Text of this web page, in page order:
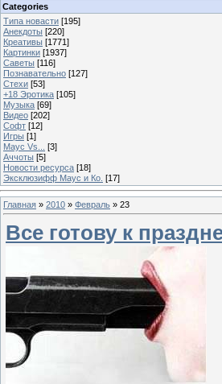
Categories
Типа новасти [195]
Анекдоты [220]
Креативы [1771]
Картинки [1937]
Саветы [116]
Познавательно [127]
Стехи [53]
+18 Эротика [105]
Музыка [69]
Видео [202]
Софт [12]
Игры [1]
Маус Vs...
[3]
Аччоты [5]
Новости ресурса [18]
Эксклюзифф Маус и Ко. [17]
Главная » 2010 » Февраль » 23
Все готову к